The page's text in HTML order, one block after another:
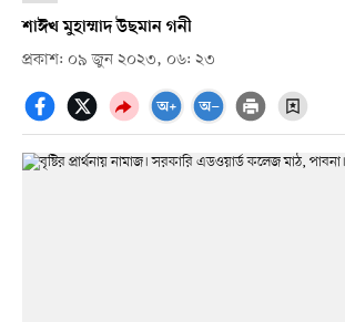
শাঈখ মুহাম্মাদ উছমান গনী
প্রকাশ: ০৯ জুন ২০২৩, ০৬: ২৩